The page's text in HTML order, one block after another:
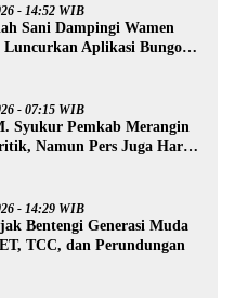
- 14:52 WIB
Sani Dampingi Wamen
Luncurkan Aplikasi Bungo
- 07:15 WIB
Syukur Pemkab Merangin
Namun Pers Juga Harus
- 14:29 WIB
Bentengi Generasi Muda
TCC, dan Perundungan